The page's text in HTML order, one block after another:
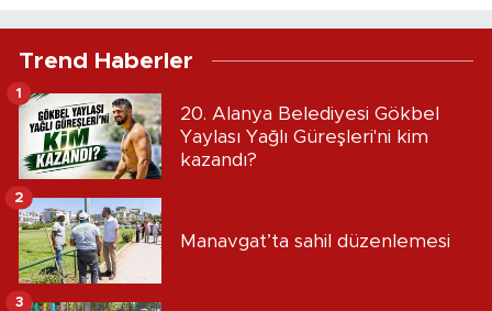
Trend Haberler
20. Alanya Belediyesi Gökbel
Yaylası Yağlı Güreşleri'ni kim
kazandı?
1
Manavgat’ta sahil düzenlemesi
2
3